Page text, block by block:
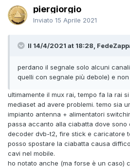
piergiorgio
Inviato 15 Aprile 2021
Il 14/4/2021 at 18:28,
perdano il segnale solo alcuni
quelli con segnale più debole) e non
ultimamente il mux rai, tempo fa la rai
mediaset ad avere problemi. temo sia
impianto antenna + alimentatori
passa accanto alla ciabatta dove sono
decoder dvb-t2, fire stick e caricatore
posso spostare la ciabatta causa
cavi nel mobile.
ho notato anche (ma forse è un caso)